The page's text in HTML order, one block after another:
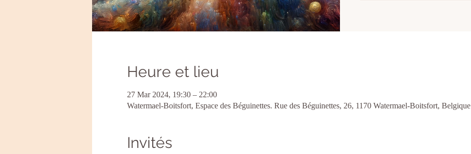
Heure et lieu
27 Mar 2024, 19:30 – 22:00
Watermael-Boitsfort, Espace des Béguinettes. Rue des Béguinettes, 26, 1170 Watermael-Boitsfort, Belgique
Invités